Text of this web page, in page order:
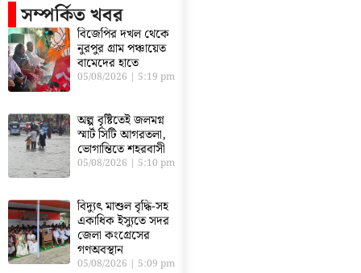
সম্পর্কিত খবর
বিজেপির দখল থেকে
নুরপুর গ্রাম পঞ্চায়েত
বামেদের হাতে
05/08/2026 5:19 pm
অল্প বৃষ্টিতেই জলমগ্ন
স্মার্ট সিটি আগরতলা,
ভোগান্তিতে শহরবাসী
05/08/2026 5:10 pm
বিদ্যুৎ মাশুল বৃদ্ধি-সহ
একাধিক ইস্যুতে সদর
জেলা কংগ্রেসের
গণঅবস্থান
05/08/2026 5:09 pm